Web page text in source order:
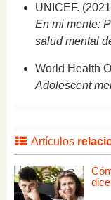
UNICEF.
En mi mente:
salud mental
World Health
Adolescent
Artículos